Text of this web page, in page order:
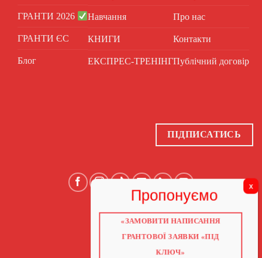
ГРАНТИ 2026
ГРАНТИ ЄС
Блог
Навчання
КНИГИ
ЕКСПРЕС-ТРЕНІНГ
Про нас
Контакти
Публічний договір
ПІДПИСАТИСЬ
ГОЛОВНА
ГРАНТИ 2026
«ЗАМОВИТИ НАПИСАННЯ
ГРАНТОВОЇ ЗАЯВКИ «ПІД
КЛЮЧ»